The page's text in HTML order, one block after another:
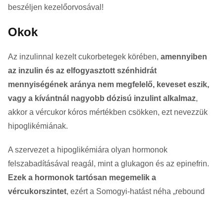
beszéljen kezelőorvosával!
Okok
Az inzulinnal kezelt cukorbetegek körében, amennyiben
az inzulin és az elfogyasztott szénhidrát
mennyiségének aránya nem megfelelő, keveset eszik,
vagy a kívántnál nagyobb dózisú inzulint alkalmaz,
akkor a vércukor kóros mértékben csökken, ezt nevezzük
hipoglikémiának.
A szervezet a hipoglikémiára olyan hormonok
felszabadításával reagál, mint a glukagon és az epinefrin.
Ezek a hormonok tartósan megemelik a
vércukorszintet, ezért a Somogyi-hatást néha „rebound